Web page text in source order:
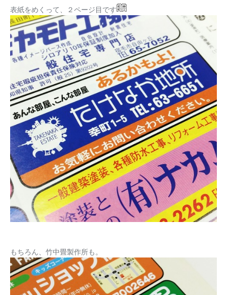
表紙をめくって、２ページ目です
もちろん、竹中畳製作所も。